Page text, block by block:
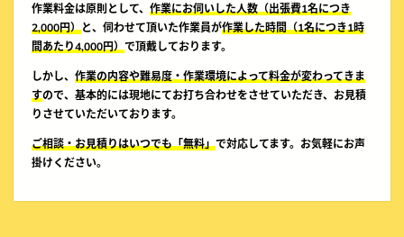
作業料金は原則として、 作業にお伺いした人数（出張費1名につき
2,000円）と、伺わせて頂いた作業員が作業した時間（1名につき1時
間あたり4,000円） で頂戴しております。
しかし、 作業の内容や難易度・作業環境によって料金が変わってきま
すので、基本的には現地にてお打ち合わせをさせていただき、お見積
りさせていただいております。
ご相談・お見積りはいつでも「無料」で対応してます。お気軽にお声
掛けください。